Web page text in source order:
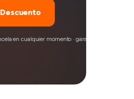
en cualquier momento · garantía de